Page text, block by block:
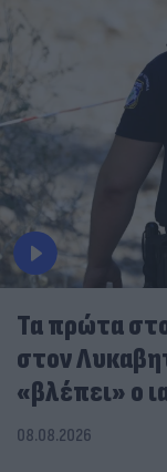
Τα πρώτα
στον
«βλέπει» ο
08.08.2026